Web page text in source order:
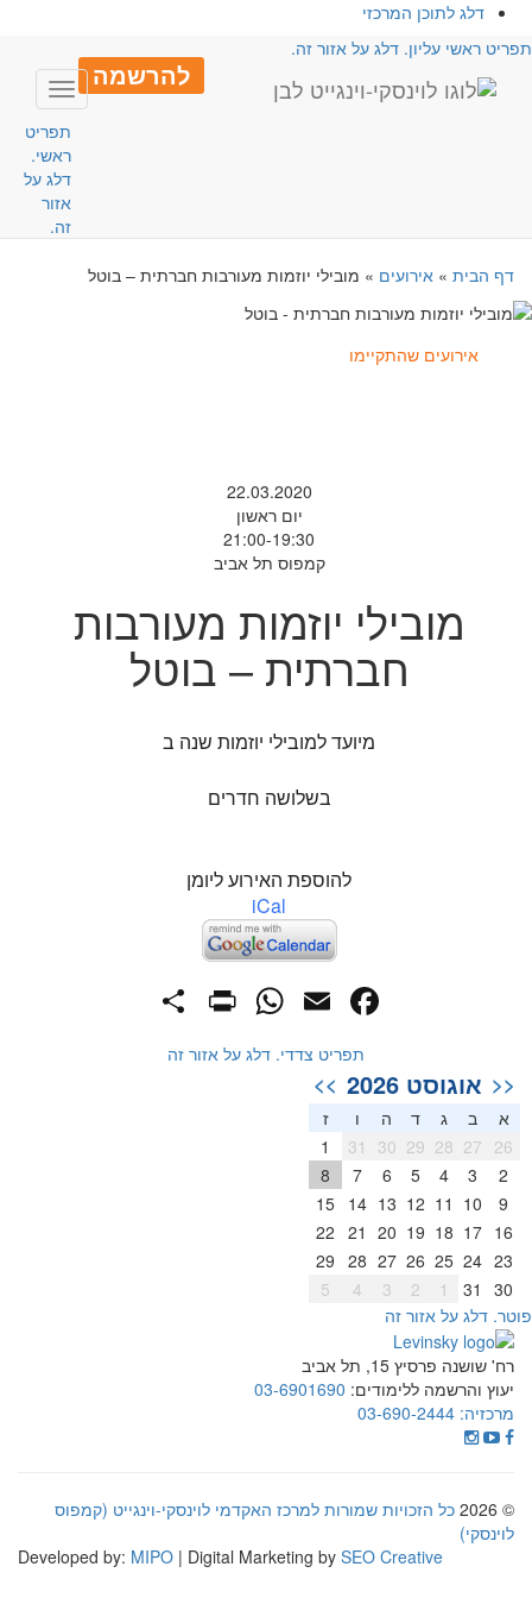
דלג לתוכן המרכזי
ראשי עליון. דלג על אזור זה.
להרשמה
Toggle
תפריט
ראשי.
דלג על
אזור
זה.
דף הבית» אירועים» מובילי יוזמות מעורבות חברתית – בוטל
אירועים שהתקיימו
22.03.2020
יום ראשון
21:00-19:30
קמפוס תל אביב
מובילי יוזמות מעורבות
חברתית – בוטל
מיועד למובילי יוזמות שנה ב
בשלושה חדרים
להוספת האירוע ליומן
iCal
Facebook
Email
WhatsApp
תפריט צדדי. דלג על אזור זה
<< אוגוסט 2026 >>
א ב ג ד ה
ז
26
27
28
29
30
31
2
3
4
5
6
7
8
9
10
11
12
13
14
15
16
17
18
19
20
21
22
23
24
25
26
27
28
29
30
31
2
3
4
5
דלג על אזור זה
רח' שושנה פרסיץ 15, תל אביב
יעוץ והרשמה ללימודים: 03-6901690
מרכזיה: 03-690-2444
© 2026
כל הזכויות שמורות למרכז האקדמי לוינסקי-וינגייט (קמפוס
לוינסקי)
Developed by:MIPO | Digital Marketing bySEO Creative